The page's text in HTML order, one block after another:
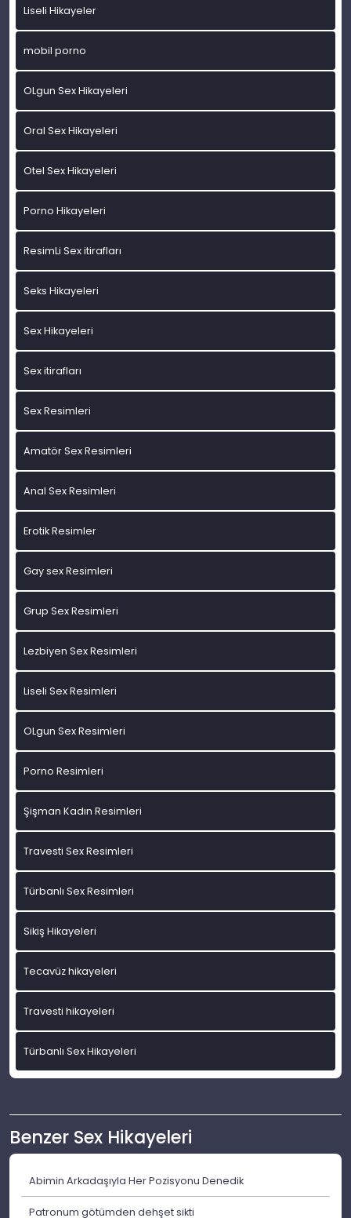
Liseli Hikayeler
mobil porno
OLgun Sex Hikayeleri
Oral Sex Hikayeleri
Otel Sex Hikayeleri
Porno Hikayeleri
ResimLi Sex itirafları
Seks Hikayeleri
Sex Hikayeleri
Sex itirafları
Sex Resimleri
Amatör Sex Resimleri
Anal Sex Resimleri
Erotik Resimler
Gay sex Resimleri
Grup Sex Resimleri
Lezbiyen Sex Resimleri
Liseli Sex Resimleri
OLgun Sex Resimleri
Porno Resimleri
Şişman Kadın Resimleri
Travesti Sex Resimleri
Türbanlı Sex Resimleri
Sikiş Hikayeleri
Tecavüz hikayeleri
Travesti hikayeleri
Türbanlı Sex Hikayeleri
Benzer Sex Hikayeleri
Abimin Arkadaşıyla Her Pozisyonu Denedik
Patronum götümden dehşet sikti